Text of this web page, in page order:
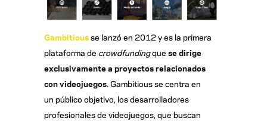
Gambitiousse lanzó en 2012 y es la primera
plataforma de crowdfundingque se dirige
exclusivamente a proyectos relacionados
con videojuegos. Gambitious se centra en
un público objetivo, los desarrolladores
profesionales de videojuegos, que buscan